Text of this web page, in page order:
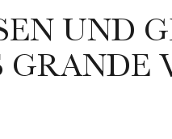
UND